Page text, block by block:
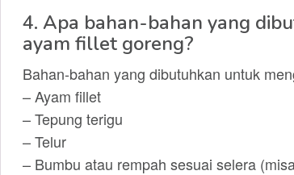
4. Apa bahan-bahan yang
ayam fillet goreng?
Bahan-bahan yang dibutuhkan untuk
– Ayam fillet
– Tepung terigu
– Telur
– Bumbu atau rempah sesuai selera